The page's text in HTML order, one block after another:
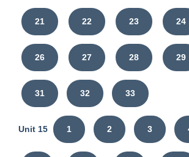
21 22 23 24
26 27 28 29
31 32 33
Unit 15 1 2 3